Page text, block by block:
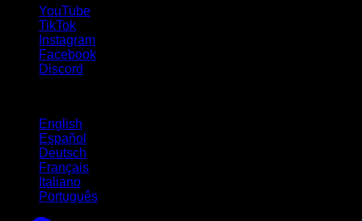
YouTube
TikTok
Instagram
Facebook
Discord
English
Español
Deutsch
Français
Italiano
Português